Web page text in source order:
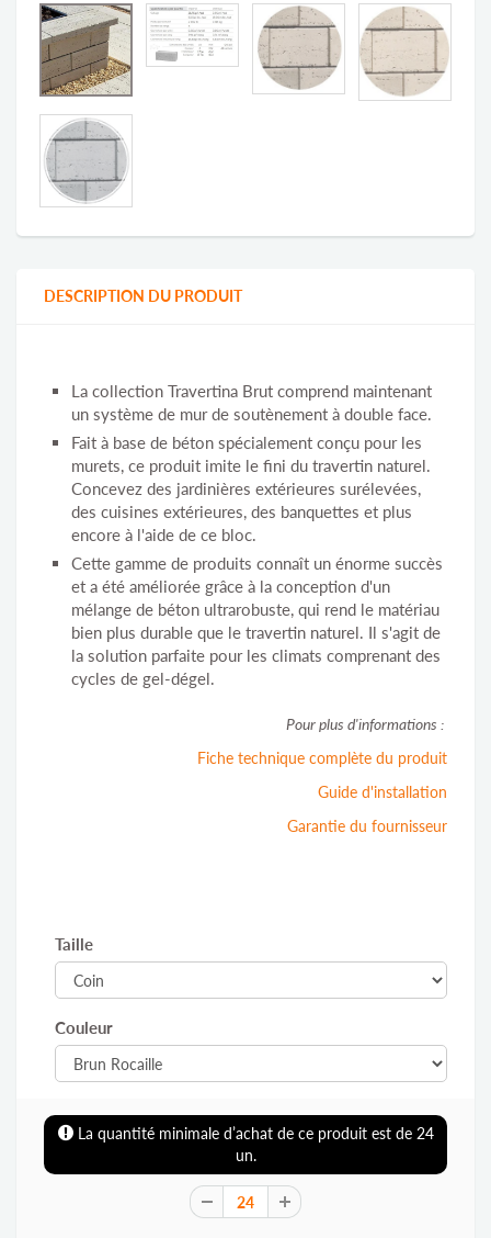
DESCRIPTION DU PRODUIT
La collection Travertina Brut comprend maintenant
un système de mur de soutènement à double face.
Fait à base de béton spécialement conçu pour les
murets, ce produit imite le fini du travertin naturel.
Concevez des jardinières extérieures surélevées,
des cuisines extérieures, des banquettes et plus
encore à l'aide de ce bloc.
Cette gamme de produits connaît un énorme succès
et a été améliorée grâce à la conception d'un
mélange de béton ultrarobuste, qui rend le matériau
bien plus durable que le travertin naturel. Il s'agit de
la solution parfaite pour les climats comprenant des
cycles de gel-dégel.
Pour plus d'informations :
Fiche technique complète du produit
Guide d'installation
Garantie du fournisseur
Taille
Couleur
La quantité minimale d’achat de ce produit est de 24
un.